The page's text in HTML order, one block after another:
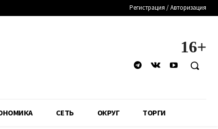
Регистрация / Авторизация
16+
СЕТЬ ОКРУГ ТОРГИ